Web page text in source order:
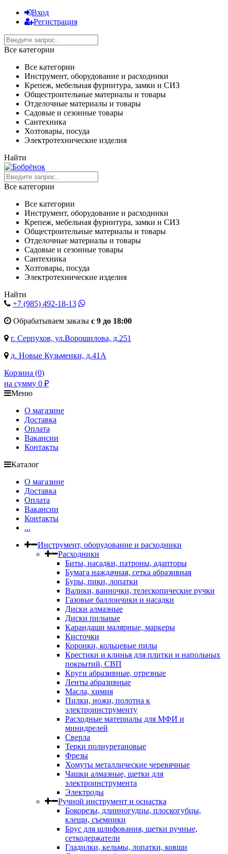
Вход
Регистрация
Все категории
Все категории
Инструмент, оборудование и расходники
Крепеж, мебельная фурнитура, замки и СИЗ
Общестроительные материалы и товары
Отделочные материалы и товары
Садовые и сезонные товары
Сантехника
Хозтовары, посуда
Электротехнические изделия
Найти
Все категории
Все категории
Инструмент, оборудование и расходники
Крепеж, мебельная фурнитура, замки и СИЗ
Общестроительные материалы и товары
Отделочные материалы и товары
Садовые и сезонные товары
Сантехника
Хозтовары, посуда
Электротехнические изделия
Найти
+7 (985) 492-18-13
Обрабатываем заказы с 9 до 18:00
г. Серпухов, ул.Ворошилова, д.251
д. Новые Кузьменки, д.41А
Корзина (0)
на сумму 0 ₽
Меню
О магазине
Доставка
Оплата
Вакансии
Контакты
Каталог
О магазине
Доставка
Оплата
Вакансии
Контакты
...
Инструмент, оборудование и расходники
Расходники
Биты, насадки, патроны, адапторы
Бумага наждачная, сетка абразивная
Буры, пики, лопатки
Валики, ванночки, телескопические ручки
Газовые баллончики и насадки
Диски алмазные
Диски пильные
Карандаши малярные, маркеры
Кисточки
Коронки, кольцевые пилы
Крестики и клинья для плитки и напольных
покрытий, СВП
Круги абразивные, отрезные
Ленты абразивные
Масла, химия
Пилки, ножи, полотна к
электроинструменту
Расходные материалы для МФИ и
минидрелей
Сверла
Терки полиуретановые
Фрезы
Хомуты металлические черевячные
Чашки алмазные, щетки для
электроинструмента
Электроды
Ручной инструмент и оснастка
Бокорезы, длинногудцы, плоскогубцы,
клещи, съемники
Брус для шлифования, щетки ручные,
сеткодержатели
Гладилки, кельмы, лопатки, ковши